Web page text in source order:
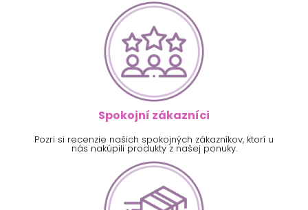
Spokojní zákazníci
Pozri si recenzie našich spokojných zákazníkov, ktorí u
nás nakúpili produkty z našej ponuky.